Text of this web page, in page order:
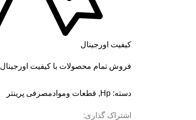
کیفیت اورجینال
فروش تمام محصولات با کیفیت اورجینال
دسته: Hp
, قطعات وموادمصرفی پرینتر
اشتراک گذاری: